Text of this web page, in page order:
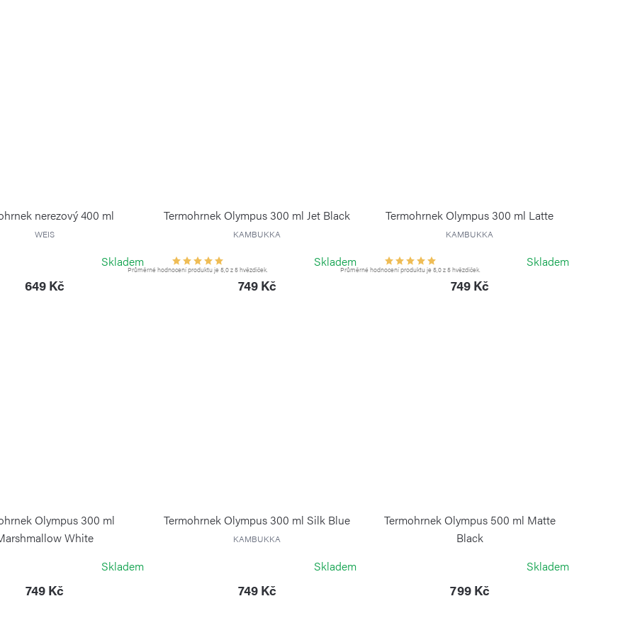
nerezový 400 ml
WEIS
Skladem
649 Kč
Termohrnek Olympus 300 ml Jet Black
KAMBUKKA
Průměrné hodnocení produktu je 5,0 z 5 hvězdiček.
Skladem
749 Kč
Termohrnek Olympus 300 ml Latte
KAMBUKKA
Průměrné hodnocení produktu je 5,0 z 5 hvězdiček.
Skladem
749 Kč
Olympus 300 ml
White
Skladem
749 Kč
Termohrnek Olympus 300 ml Silk Blue
KAMBUKKA
Skladem
749 Kč
Termohrnek Olympus 500 ml Matte
Black
Skladem
799 Kč